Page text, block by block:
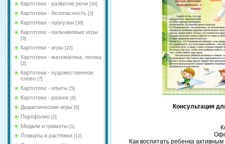
Картотеки - развитие речи [34]
Картотеки - безопасность [3]
Картотеки - прогулки [36]
Картотеки - пальчиковые игры
[3]
Картотеки - игры [22]
Картотеки - математика, логика
[2]
Картотеки - художественное
слово [7]
Картотеки - опыты [5]
Картотеки - разное [6]
Дидактические игры [6]
Портфолио [2]
Медали и грамоты [1]
Плакаты и растяжки [12]
Консультация
Как воспитать ребенка